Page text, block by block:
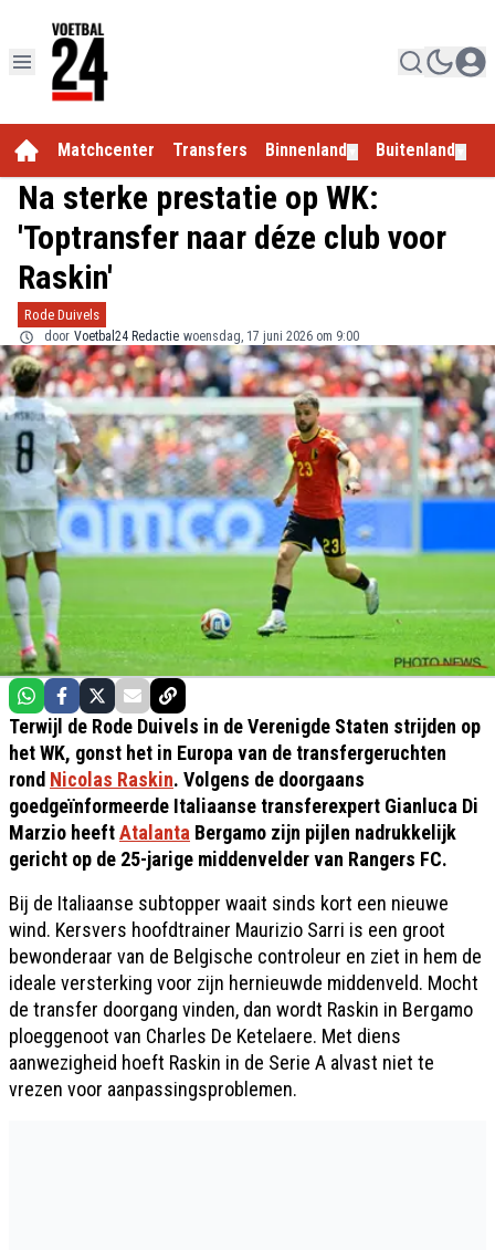
Matchcenter Transfers Binnenland Buitenland
Na sterke prestatie op WK:
'Toptransfer naar déze club voor
Raskin'
Rode Duivels
door Voetbal24 Redactie woensdag, 17 juni 2026 om 9:00
Terwijl de Rode Duivels in de Verenigde Staten strijden op
het WK, gonst het in Europa van de transfergeruchten
rond Nicolas Raskin. Volgens de doorgaans
goedgeïnformeerde Italiaanse transferexpert Gianluca Di
Marzio heeftAtalanta Bergamo zijn pijlen nadrukkelijk
gericht op de 25-jarige middenvelder van Rangers FC.
Bij de Italiaanse subtopper waait sinds kort een nieuwe
wind. Kersvers hoofdtrainer Maurizio Sarri is een groot
bewonderaar van de Belgische controleur en ziet in hem de
ideale versterking voor zijn hernieuwde middenveld. Mocht
de transfer doorgang vinden, dan wordt Raskin in Bergamo
ploeggenoot van Charles De Ketelaere. Met diens
aanwezigheid hoeft Raskin in de Serie A alvast niet te
vrezen voor aanpassingsproblemen.